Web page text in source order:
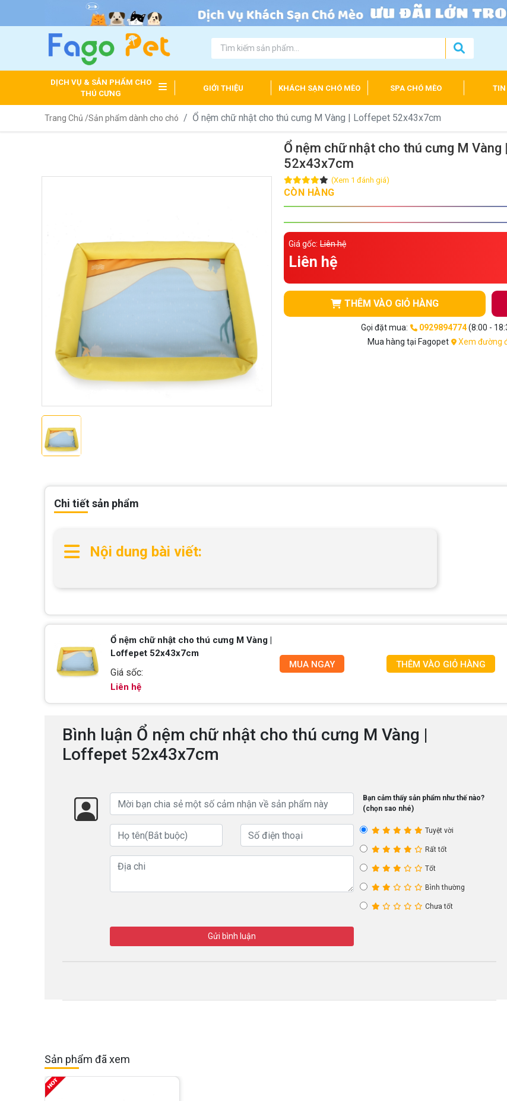
DỊCH VỤ & SẢN PHẨM CHO
THÚ CƯNG
GIỚI THIỆU KHÁCH SẠN CHÓ MÈO SPA CHÓ MÈO TIN
Trang Chủ /Sản phẩm dành cho chó Ổ nệm chữ nhật cho thú cưng M Vàng | Loffepet 52x43x7cm
Ổ nệm chữ nhật cho thú cưng M
52x43x7cm
(Xem 1 đánh giá)
CÒN HÀNG
Giá gốc: Liên hệ
Liên hệ
THÊM VÀO GIỎ HÀNG
Gọi đặt mua: 0929894774(8:00 -
Mua hàng tại Fagopet
Xem đường
Chi tiết sản phẩm
Nội dung bài viết:
Ổ nệm chữ nhật cho thú cưng M Vàng |
Loffepet 52x43x7cm
Giá sốc:
Liên hệ
MUA NGAY THÊM VÀO GIỎ HÀNG
Bình luận Ổ nệm chữ nhật cho thú cưng M Vàng |
Loffepet 52x43x7cm
Bạn cảm thấy sản phẩm như thế nào?
(chọn sao nhé)
Tuyệt vời
Rất tốt
Tốt
Bình thường
Chưa tốt
Gửi bình luận
Sản phẩm đã xem